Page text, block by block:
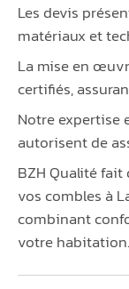
Les devis
matériaux et
La mise en
certifiés,
Notre expertise
autorisent de
BZH Qualité fait
vos combles à
combinant
votre habitation.